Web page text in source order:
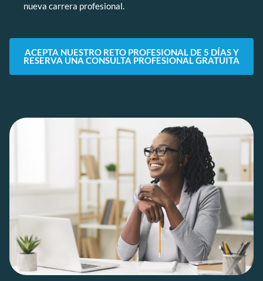
nueva carrera profesional.
ACEPTA NUESTRO RETO PROFESIONAL DE 5 DÍAS Y
RESERVA UNA CONSULTA PROFESIONAL GRATUITA